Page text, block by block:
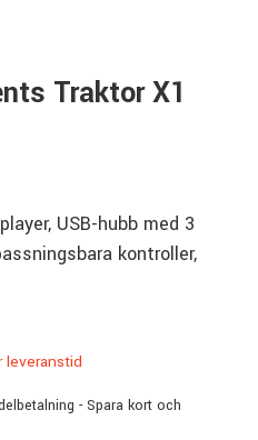
Traktor X1
USB-hubb med 3
kontroller,
leveranstid
- Spara kort och